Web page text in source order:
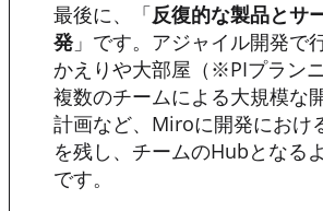
最後に、「反復的な製品とサ
発 」です。アジャイル開発で
かえりや大部屋（※PIプラン
複数のチームによる大規模な
計画など、Miroに開発におけ
を残し、チームのHubとなる
です。